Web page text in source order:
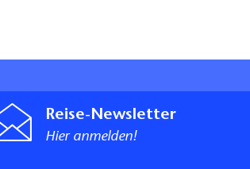
Reise-Newsletter
Hier anmelden!